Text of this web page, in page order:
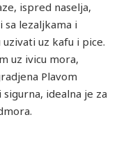
ispred naselja,
lezaljkama i
uz kafu i pice.
uz ivicu mora,
Plavom
idealna je za